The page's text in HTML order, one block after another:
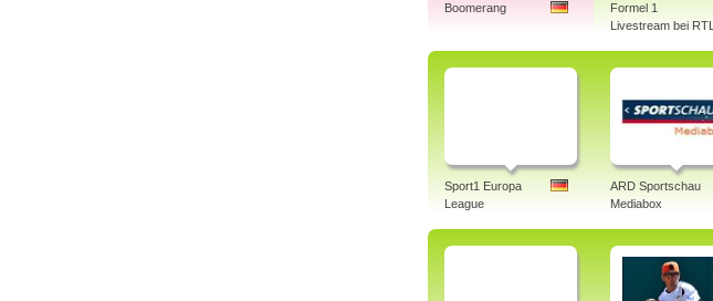
Boomerang
Formel 1
Livestream bei RTL
Sport1 Europa
League
ARD Sportschau
Mediabox